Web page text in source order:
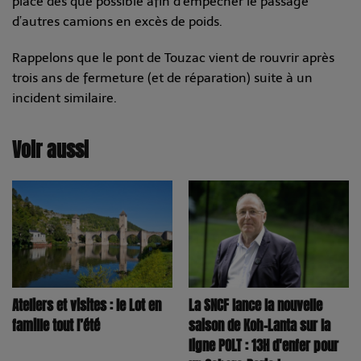
d’autres camions en excès de poids.
Rappelons que le pont de Touzac vient de rouvrir après
trois ans de fermeture (et de réparation) suite à un
incident similaire.
Voir aussi
Ateliers et visites : le Lot en
famille tout l’été
La SNCF lance la nouvelle
saison de Koh-Lanta sur la
ligne POLT : 13H d'enfer pour